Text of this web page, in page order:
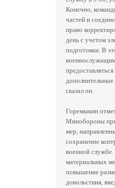
Конечно,
частей и
право
день с учетом
подготовки. В
предоставляться
сказал он.
Горемыкин
Минобороны
мер,
сохранение
военной
материальных
повышение
довольствия,